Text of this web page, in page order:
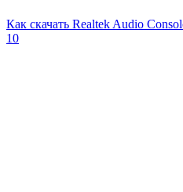
Как скачать Realtek Audio
10